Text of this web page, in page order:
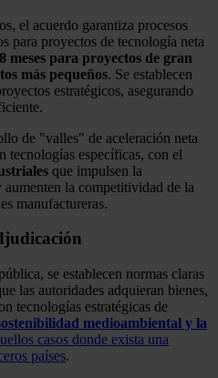
el acuerdo garantiza procesos
para proyectos de tecnología neta
meses para proyectos de gran
más pequeños. Se establecen
estratégicos, asegurando
de "valles" de aceleración neta
tecnologías específicas, con el
que impulsen la
la competitividad de la
manufactureras.
se establecen normas claras
las autoridades adquieran bienes,
tecnologías estratégicas de
medioambiental y la
casos donde exista una
países.